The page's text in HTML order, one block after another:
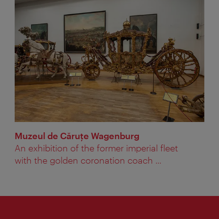
Muzeul de Căruţe Wagenburg
An exhibition of the former imperial fleet
with the golden coronation coach ...